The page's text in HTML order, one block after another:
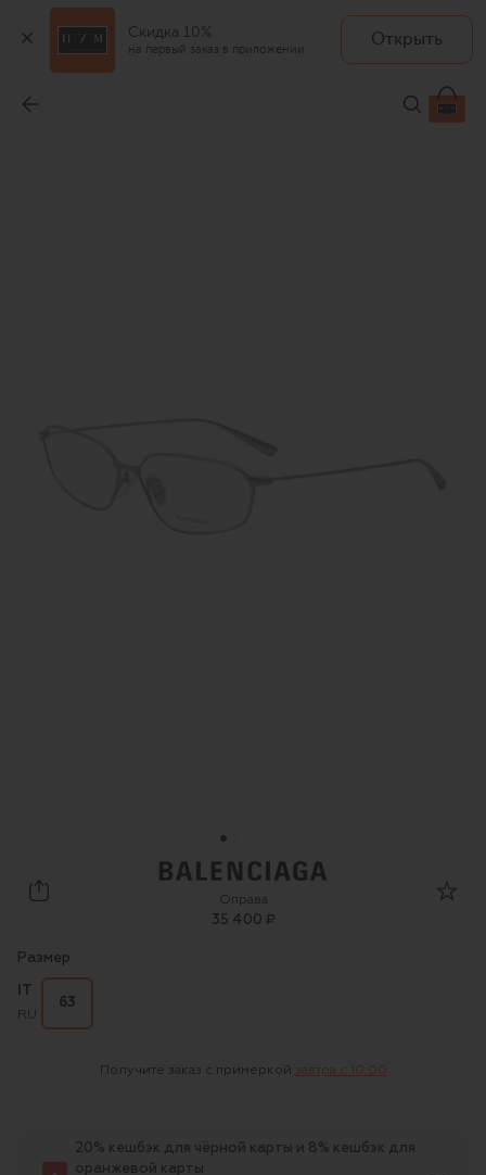
Скидка 10%
на первый заказ в приложении
Открыть
Balenciaga
Оправа
35 400 ₽
Размер
RU
63
Получите заказ с примеркой завтра c 10:00
20% кешбэк для чёрной карты и 8% кешбэк для
оранжевой карты